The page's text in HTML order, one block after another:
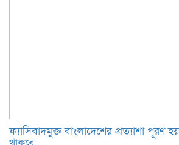
ফ্যাসিবাদমুক্ত বাংলাদেশের প্রত্যাশা পূরণ